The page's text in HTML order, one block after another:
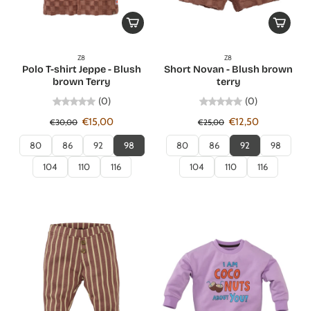
Z8
Polo T-shirt Jeppe - Blush
brown Terry
(0)
€30,00 €15,00
80 86 92
98
104
110 116
Z8
Short Novan - Blush brown
terry
(0)
€25,00 €12,50
80 86 92
98
104
110 116